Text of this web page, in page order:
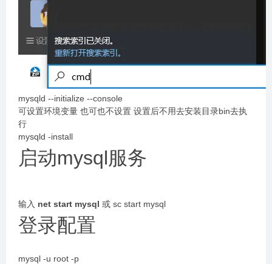
mysqld --initialize --console
可设置环境变量 也可也不设置 设置后不用去安装目录bin去执
行
mysqld -install
启动mysql服务
输入 net start mysql 或 sc start mysql
登录配置
mysql -u root -p